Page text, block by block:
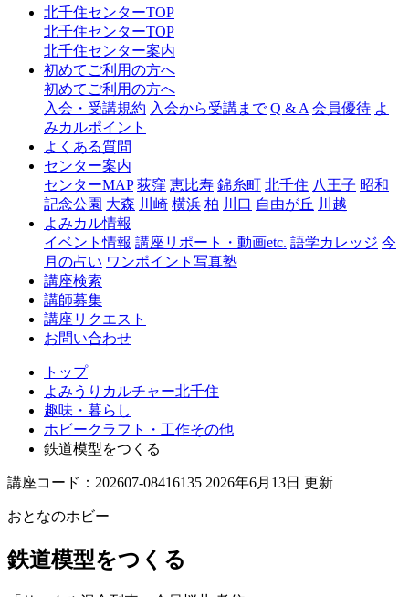
ャ
千
北千住センターTOP
北千住センターTOP
北千住センター案内
初めてご利用の方へ
初めてご利用の方へ
入会・受講規約 入会から受講まで Q & A 会員優待 よ
みカルポイント
よくある質問
センター案内
センターMAP 荻窪 恵比寿 錦糸町 北千住 八王子 昭和
記念公園 大森 川崎 横浜 柏 川口 自由が丘 川越
よみカル情報
イベント情報 講座リポート・動画etc. 語学カレッジ 今
月の占い ワンポイント写真塾
講座検索
講師募集
講座リクエスト
お問い合わせ
トップ
よみうりカルチャー北千住
趣味・暮らし
ホビークラフト・工作その他
鉄道模型をつくる
講座コード：202607-08416135 2026年6月13日 更新
おとなのホビー
鉄道模型をつくる